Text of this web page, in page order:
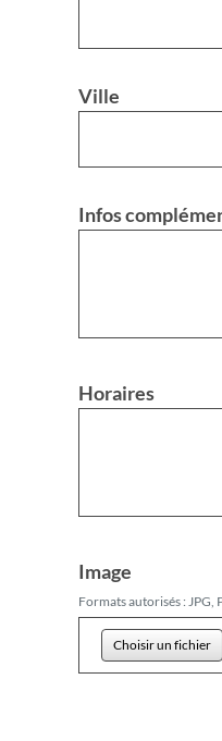
Ville
Infos
Horaires
Image
Formats autorisés : JPG,